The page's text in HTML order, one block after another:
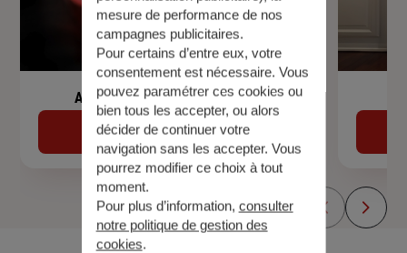
Assurance de prêt immobilier
Découvrir
mesure de performance de nos
campagnes publicitaires.
Pour certains d’entre eux, votre
consentement est nécessaire. Vous
pouvez paramétrer ces cookies ou
bien tous les accepter, ou alors
décider de continuer votre
navigation sans les accepter. Vous
pourrez modifier ce choix à tout
moment.
Pour plus d’information, consulter
notre politique de gestion des
cookies.